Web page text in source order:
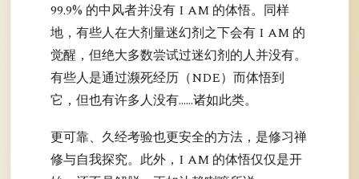
99.9% 的中风者并没有 I AM 的体悟。同样
地，有些人在大剂量迷幻剂之下会有 I AM 的
觉醒，但绝大多数尝试过迷幻剂的人并没有。
有些人是通过濒死经历（NDE）而体悟到
它，但也有许多人没有……诸如此类。
更可靠、久经考验也更安全的方法，是修习禅
修与自我探究。此外，I AM 的体悟仅仅是开